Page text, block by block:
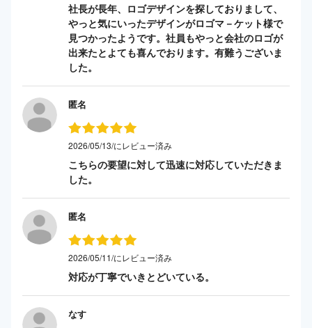
社長が長年、ロゴデザインを探しておりまして、
やっと気にいったデザインがロゴマ－ケット様で
見つかったようです。社員もやっと会社のロゴが
出来たとよても喜んでおります。有難うございま
した。
匿名
2026/05/13/にレビュー済み
こちらの要望に対して迅速に対応していただきま
した。
匿名
2026/05/11/にレビュー済み
対応が丁寧でいきとどいている。
なす